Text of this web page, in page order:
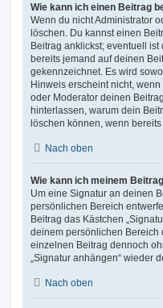
Wie kann ich einen Beitrag
Wenn du nicht Administrator
löschen. Du kannst einen
Beitrag anklickst; eventuell
bereits jemand auf deinen
gekennzeichnet. Es wird
Hinweis erscheint nicht,
oder Moderator deinen
hinterlassen, warum dein
löschen können, wenn
Nach oben
Wie kann ich meinem
Um eine Signatur an deinen
persönlichen Bereich
Beitrag das Kästchen
deinem persönlichen Bereich
einzelnen Beitrag dennoch
„Signatur anhängen“ wieder
Nach oben